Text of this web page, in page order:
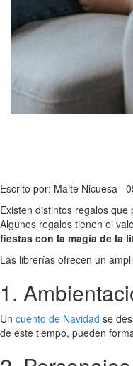
Escrito por: Maite Nicuesa
Existen distintos regalos
Algunos regalos tienen el
fiestas con la magia de la
Las librerías ofrecen un
1.
Un cuento de Navidad se
de este tiempo, pueden